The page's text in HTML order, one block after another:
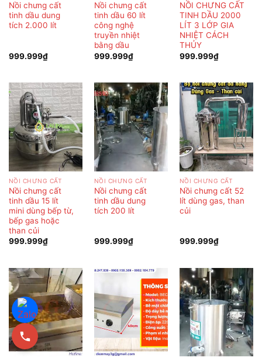
Nồi chưng cất
tinh dầu dung
tích 2.000 lít
999.999₫
Nồi chưng cất
tinh dầu 60 lít
công nghệ
truyền nhiệt
bằng dầu
999.999₫
NỒI CHƯNG CẤT
TINH DẦU 2000
LÍT 3 LỚP GIA
NHIỆT CÁCH
THỦY
999.999₫
NỒI CHƯNG CẤT
Nồi chưng cất
tinh dầu 15 lít
mini dùng bếp từ,
bếp gas hoặc
than củi
999.999₫
NỒI CHƯNG CẤT
Nồi chưng cất
tinh dầu dung
tích 200 lít
999.999₫
NỒI CHƯNG CẤT
Nồi chưng cất 52
lít dùng gas, than
củi
999.999₫